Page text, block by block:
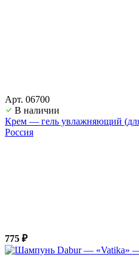
Арт. 06700
В наличии
Крем — гель увлажняющий
Россия
775 ₽